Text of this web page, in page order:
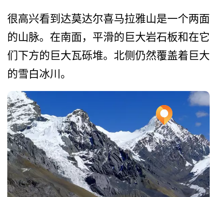
很高兴看到达莫达尔喜马拉雅­山是一个两面
的山脉。在南面，平滑的巨大岩石板和在­它
们下方的巨大瓦砾堆。北侧仍然覆盖着巨大
的雪白冰­川。